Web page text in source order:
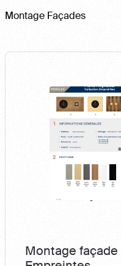
Montage Façades
Montage façade